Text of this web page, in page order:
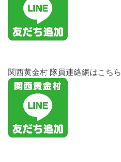
関西黄金村 隊員連絡網はこちら